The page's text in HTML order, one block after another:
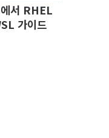
서 RHEL
가이드